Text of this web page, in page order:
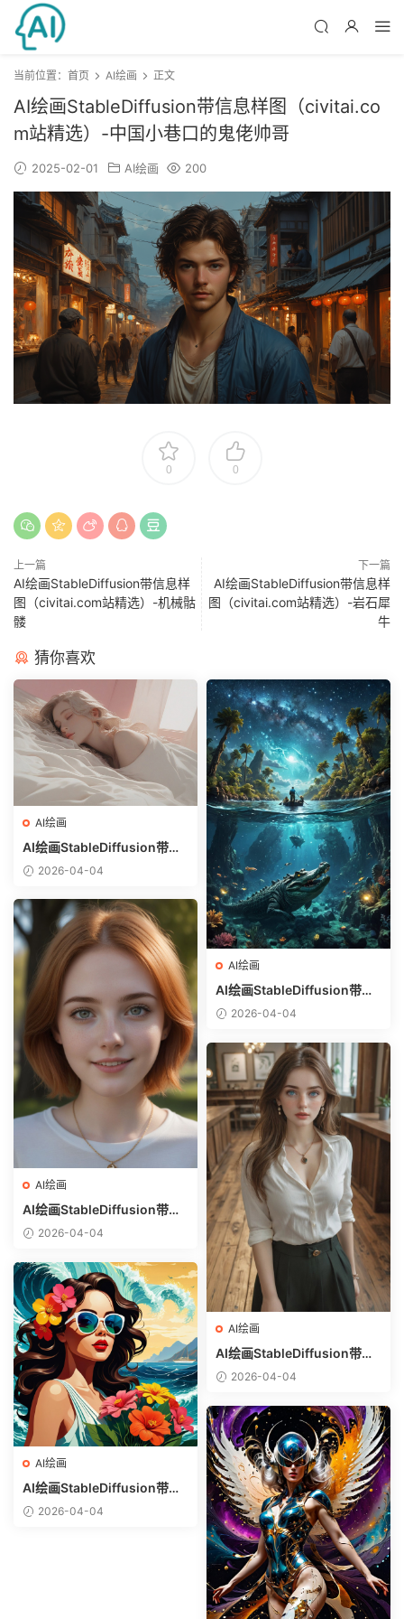
当前位置： 首页 AI绘画 正文
AI绘画StableDiffusion带信息样图（civitai.co
m站精选）-中国小巷口的鬼佬帅哥
2025-02-01 AI绘画 200
0 0
上一篇
AI绘画StableDiffusion带信息样
图（civitai.com站精选）-机械骷
髅
下一篇
AI绘画StableDiffusion带信息样
图（civitai.com站精选）-岩石犀
牛
猜你喜欢
AI绘画
AI绘画StableDiffusion带信
息样图（civitai.com网站精
2026-04-04
AI绘画
AI绘画StableDiffusion带信
息样图（civitai.com网站精
2026-04-04
AI绘画
AI绘画StableDiffusion带信
息样图（civitai.com网站精
2026-04-04
AI绘画
AI绘画StableDiffusion带信
息样图（civitai.com网站精
2026-04-04
AI绘画
AI绘画StableDiffusion带信
息样图（civitai.com网站精
2026-04-04